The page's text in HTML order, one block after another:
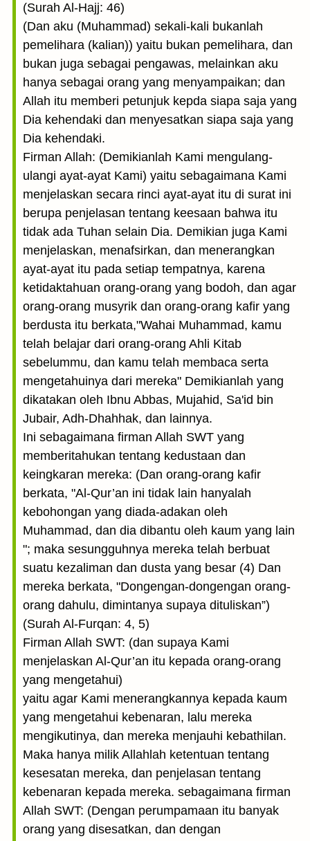
(Surah Al-Hajj: 46)
(Dan aku (Muhammad) sekali-kali bukanlah
pemelihara (kalian)) yaitu bukan pemelihara, dan
bukan juga sebagai pengawas, melainkan aku
hanya sebagai orang yang menyampaikan; dan
Allah itu memberi petunjuk kepda siapa saja yang
Dia kehendaki dan menyesatkan siapa saja yang
Dia kehendaki.
Firman Allah: (Demikianlah Kami mengulang-
ulangi ayat-ayat Kami) yaitu sebagaimana Kami
menjelaskan secara rinci ayat-ayat itu di surat ini
berupa penjelasan tentang keesaan bahwa itu
tidak ada Tuhan selain Dia. Demikian juga Kami
menjelaskan, menafsirkan, dan menerangkan
ayat-ayat itu pada setiap tempatnya, karena
ketidaktahuan orang-orang yang bodoh, dan agar
orang-orang musyrik dan orang-orang kafir yang
berdusta itu berkata,"Wahai Muhammad, kamu
telah belajar dari orang-orang Ahli Kitab
sebelummu, dan kamu telah membaca serta
mengetahuinya dari mereka" Demikianlah yang
dikatakan oleh Ibnu Abbas, Mujahid, Sa'id bin
Jubair, Adh-Dhahhak, dan lainnya.
Ini sebagaimana firman Allah SWT yang
memberitahukan tentang kedustaan dan
keingkaran mereka: (Dan orang-orang kafir
berkata, "Al-Qur’an ini tidak lain hanyalah
kebohongan yang diada-adakan oleh
Muhammad, dan dia dibantu oleh kaum yang lain
"; maka sesungguhnya mereka telah berbuat
suatu kezaliman dan dusta yang besar (4) Dan
mereka berkata, "Dongengan-dongengan orang-
orang dahulu, dimintanya supaya dituliskan”)
(Surah Al-Furqan: 4, 5)
Firman Allah SWT: (dan supaya Kami
menjelaskan Al-Qur’an itu kepada orang-orang
yang mengetahui)
yaitu agar Kami menerangkannya kepada kaum
yang mengetahui kebenaran, lalu mereka
mengikutinya, dan mereka menjauhi kebathilan.
Maka hanya milik Allahlah ketentuan tentang
kesesatan mereka, dan penjelasan tentang
kebenaran kepada mereka. sebagaimana firman
Allah SWT: (Dengan perumpamaan itu banyak
orang yang disesatkan, dan dengan